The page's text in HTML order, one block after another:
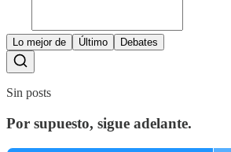
Lo mejor de Último Debates
Sin posts
Por supuesto, sigue adelante.